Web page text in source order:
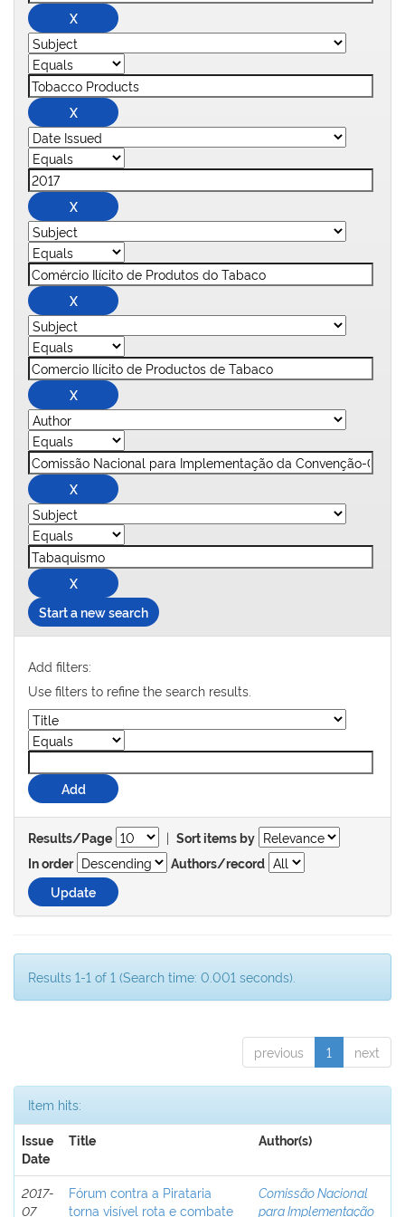
Start a new search
Add filters:
Use filters to refine the search results.
Results/Page | Sort items by
In order
Authors/record
Results 1-1 of 1 (Search time: 0.001 seconds).
previous 1 next
Item hits:
Issue
Date
Title Author(s)
2017-
07
Fórum contra a Pirataria
torna visível rota e combate
Comissão Nacional
para Implementação